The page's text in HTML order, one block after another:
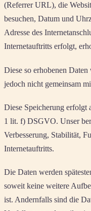
(Referrer URL), die
besuchen, Datum und
Adresse des
Internetauftritts erfolgt,
Diese so erhobenen
jedoch nicht gemeinsam
Diese Speicherung erfolgt
1 lit. f) DSGVO. Unser
Verbesserung, Stabilität,
Internetauftritts.
Die Daten werden
soweit keine weitere
ist. Andernfalls sind die